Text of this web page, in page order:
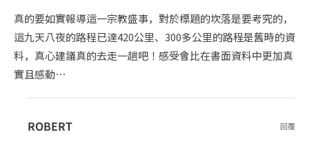
真的要如實報導這一宗教盛事，對於標題的坎落是要考究的，
這九天八夜的路程已達420公里、300多公里的路程是舊時的資
料，真心建議真的去走一趟吧！感受會比在書面資料中更加真
實且感動⋯
ROBERT 回覆